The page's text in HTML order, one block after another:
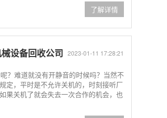
了解详情
2023-01-11 17:28:21
设备回收公司
？难道就没有开静音的时候吗？当然不
定，平时是不允许关机的，时刻接听厂
果关机了就会失去一次合作的机会，也